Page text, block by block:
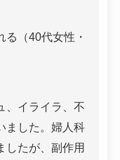
（40代女性・
、イライラ、不
ました。婦人科
したが、副作用